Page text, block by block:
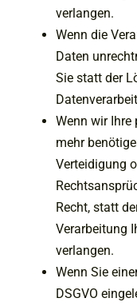
verlangen.
Wenn die
Daten
Sie statt der
Wenn wir Ihre
mehr
Verteidigung
Recht, statt
Verarbeitung
verlangen.
Wenn Sie
DSGVO